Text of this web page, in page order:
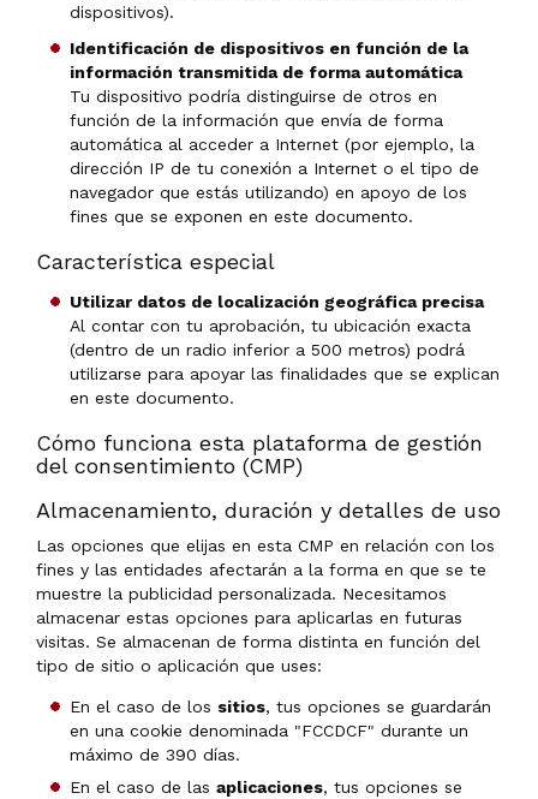
dispositivos).
Identificación de dispositivos en función de la
información transmitida de forma automática
Tu dispositivo podría distinguirse de otros en
función de la información que envía de forma
automática al acceder a Internet (por ejemplo, la
dirección IP de tu conexión a Internet o el tipo de
navegador que estás utilizando) en apoyo de los
fines que se exponen en este documento.
Característica especial
Utilizar datos de localización geográfica precisa
Al contar con tu aprobación, tu ubicación exacta
(dentro de un radio inferior a 500 metros) podrá
utilizarse para apoyar las finalidades que se explican
en este documento.
Cómo funciona esta plataforma de gestión
del consentimiento (CMP)
Almacenamiento, duración y detalles de uso
Las opciones que elijas en esta CMP en relación con los
fines y las entidades afectarán a la forma en que se te
muestre la publicidad personalizada. Necesitamos
almacenar estas opciones para aplicarlas en futuras
visitas. Se almacenan de forma distinta en función del
tipo de sitio o aplicación que uses:
En el caso de los sitios, tus opciones se guardarán
en una cookie denominada "FCCDCF" durante un
máximo de 390 días.
En el caso de las aplicaciones, tus opciones se